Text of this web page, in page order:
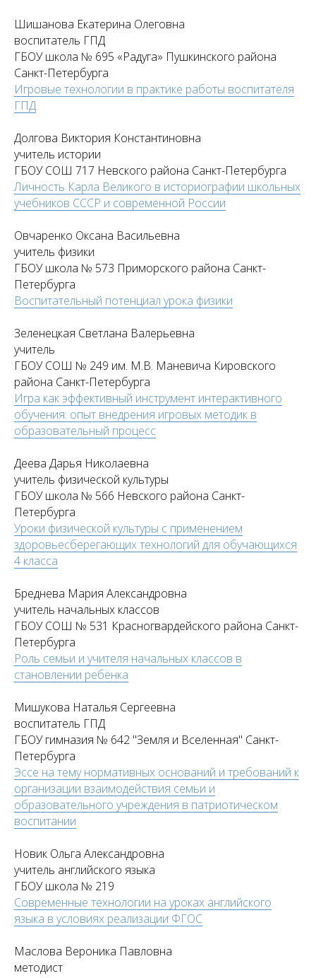
Шишанова Екатерина Олеговна
воспитатель ГПД
ГБОУ школа № 695 «Радуга» Пушкинского района
Санкт-Петербурга
Игровые технологии в практике работы воспитателя
ГПД
Долгова Виктория Константиновна
учитель истории
ГБОУ СОШ 717 Невского района Санкт-Петербурга
Личность Карла Великого в историографии школьных
учебников СССР и современной России
Овчаренко Оксана Васильевна
учитель физики
ГБОУ школа № 573 Приморского района Санкт-
Петербурга
Воспитательный потенциал урока физики
Зеленецкая Светлана Валерьевна
учитель
ГБОУ СОШ № 249 им. М.В. Маневича Кировского
района Санкт-Петербурга
Игра как эффективный инструмент интерактивного
обучения: опыт внедрения игровых методик в
образовательный процесс
Деева Дарья Николаевна
учитель физической культуры
ГБОУ школа № 566 Невского района Санкт-
Петербурга
Уроки физической культуры с применением
здоровьесберегающих технологий для обучающихся
4 класса
Бреднева Мария Александровна
учитель начальных классов
ГБОУ СОШ № 531 Красногвардейского района Санкт-
Петербурга
Роль семьи и учителя начальных классов в
становлении ребёнка
Мишукова Наталья Сергеевна
воспитатель ГПД
ГБОУ гимназия № 642 "Земля и Вселенная" Санкт-
Петербурга
Эссе на тему нормативных оснований и требований к
организации взаимодействия семьи и
образовательного учреждения в патриотическом
воспитании
Новик Ольга Александровна
учитель английского языка
ГБОУ школа № 219
Современные технологии на уроках английского
языка в условиях реализации ФГОС
Маслова Вероника Павловна
методист